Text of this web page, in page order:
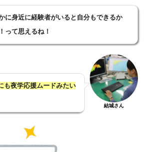
に身近に経験者がいると自分もできるか
って思えるね！
も夜学応援ムードみたい
結城さん